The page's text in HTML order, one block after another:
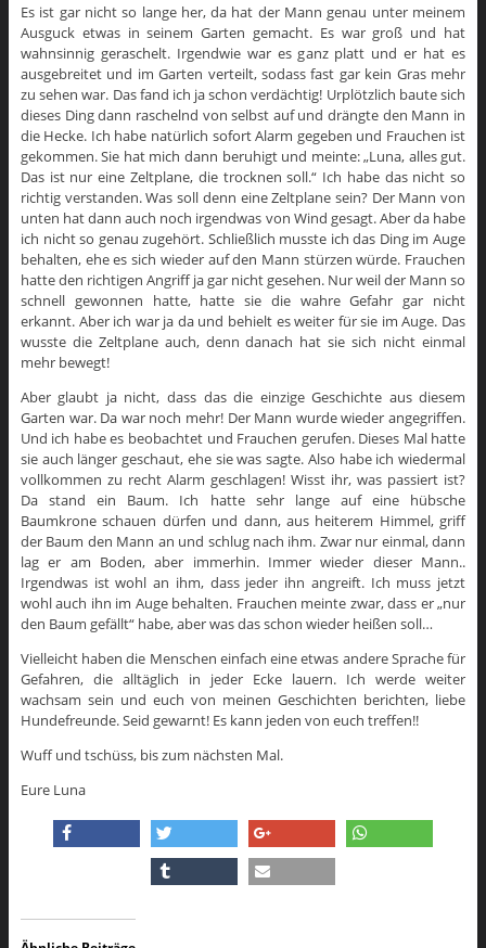
Es ist gar nicht so lange her, da hat der Mann genau unter meinem
Ausguck etwas in seinem Garten gemacht. Es war groß und hat
wahnsinnig geraschelt. Irgendwie war es ganz platt und er hat es
ausgebreitet und im Garten verteilt, sodass fast gar kein Gras mehr
zu sehen war. Das fand ich ja schon verdächtig! Urplötzlich baute sich
dieses Ding dann raschelnd von selbst auf und drängte den Mann in
die Hecke. Ich habe natürlich sofort Alarm gegeben und Frauchen ist
gekommen. Sie hat mich dann beruhigt und meinte: „Luna, alles gut.
Das ist nur eine Zeltplane, die trocknen soll.“ Ich habe das nicht so
richtig verstanden. Was soll denn eine Zeltplane sein? Der Mann von
unten hat dann auch noch irgendwas von Wind gesagt. Aber da habe
ich nicht so genau zugehört. Schließlich musste ich das Ding im Auge
behalten, ehe es sich wieder auf den Mann stürzen würde. Frauchen
hatte den richtigen Angriff ja gar nicht gesehen. Nur weil der Mann so
schnell gewonnen hatte, hatte sie die wahre Gefahr gar nicht
erkannt. Aber ich war ja da und behielt es weiter für sie im Auge. Das
wusste die Zeltplane auch, denn danach hat sie sich nicht einmal
mehr bewegt!
Aber glaubt ja nicht, dass das die einzige Geschichte aus diesem
Garten war. Da war noch mehr! Der Mann wurde wieder angegriffen.
Und ich habe es beobachtet und Frauchen gerufen. Dieses Mal hatte
sie auch länger geschaut, ehe sie was sagte. Also habe ich wiedermal
vollkommen zu recht Alarm geschlagen! Wisst ihr, was passiert ist?
Da stand ein Baum. Ich hatte sehr lange auf eine hübsche
Baumkrone schauen dürfen und dann, aus heiterem Himmel, griff
der Baum den Mann an und schlug nach ihm. Zwar nur einmal, dann
lag er am Boden, aber immerhin. Immer wieder dieser Mann..
Irgendwas ist wohl an ihm, dass jeder ihn angreift. Ich muss jetzt
wohl auch ihn im Auge behalten. Frauchen meinte zwar, dass er „nur
den Baum gefällt“ habe, aber was das schon wieder heißen soll…
Vielleicht haben die Menschen einfach eine etwas andere Sprache für
Gefahren, die alltäglich in jeder Ecke lauern. Ich werde weiter
wachsam sein und euch von meinen Geschichten berichten, liebe
Hundefreunde. Seid gewarnt! Es kann jeden von euch treffen!!
Wuff und tschüss, bis zum nächsten Mal.
Eure Luna